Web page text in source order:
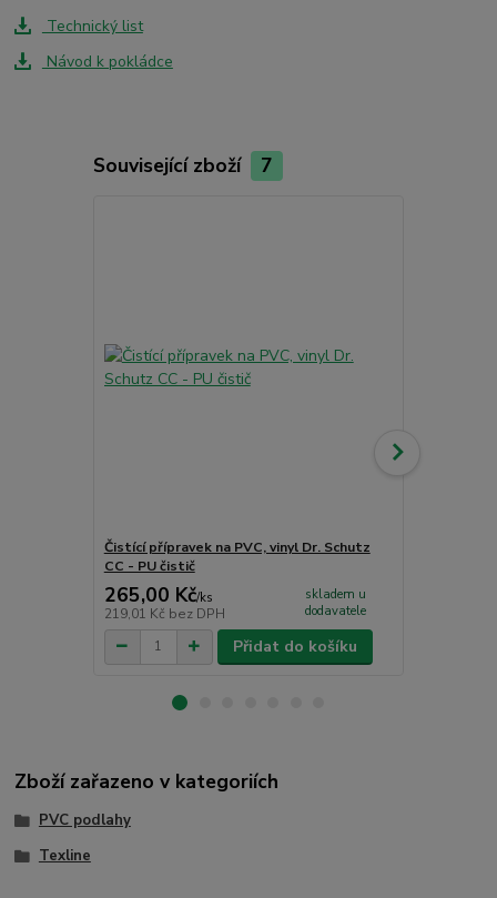
Technický list
Návod k pokládce
Související zboží 7
Čistící přípravek na PVC, vinyl Dr. Schutz
CC - PU čistič
265,00 Kč/ks
219,01 Kč bez DPH
skladem u
dodavatele
Přidat do košíku
Zboží zařazeno v kategoriích
PVC podlahy
Texline